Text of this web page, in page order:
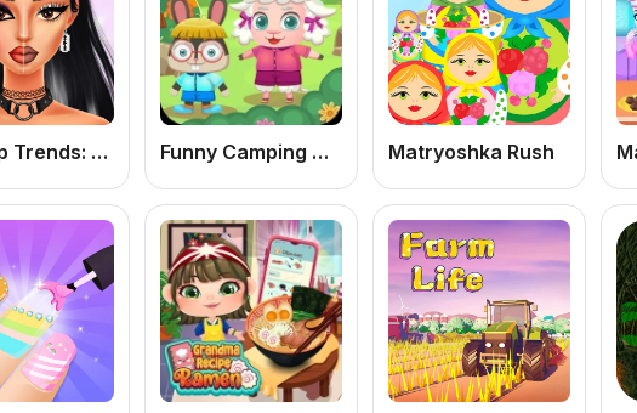
Makeup Trends: Then And Now Funny Camping Day: Jogo de Acampamento Online Divertido e Casual Matryoshka Rush